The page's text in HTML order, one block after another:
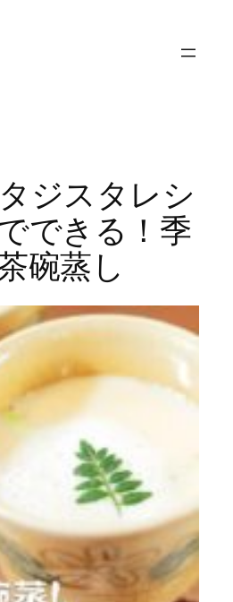
ジスタレシ
できる！季
碗蒸し